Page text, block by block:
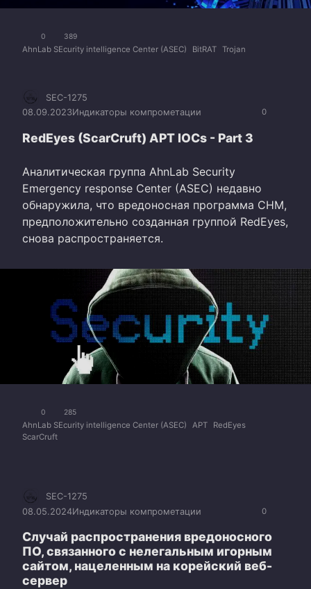
0 389
AhnLab SEcurity intelligence Center (ASEC) BitRAT Trojan
0
SEC-1275
08.09.2023Индикаторы компрометации
RedEyes (ScarCruft) APT IOCs - Part 3
Аналитическая группа AhnLab Security
Emergency response Center (ASEC) недавно
обнаружила, что вредоносная программа CHM,
предположительно созданная группой RedEyes,
снова распространяется.
0 285
AhnLab SEcurity intelligence Center (ASEC) APT
RedEyes
ScarCruft
0
SEC-1275
08.05.2024Индикаторы компрометации
Случай распространения вредоносного
ПО, связанного с нелегальным игорным
сайтом, нацеленным на корейский веб-
сервер